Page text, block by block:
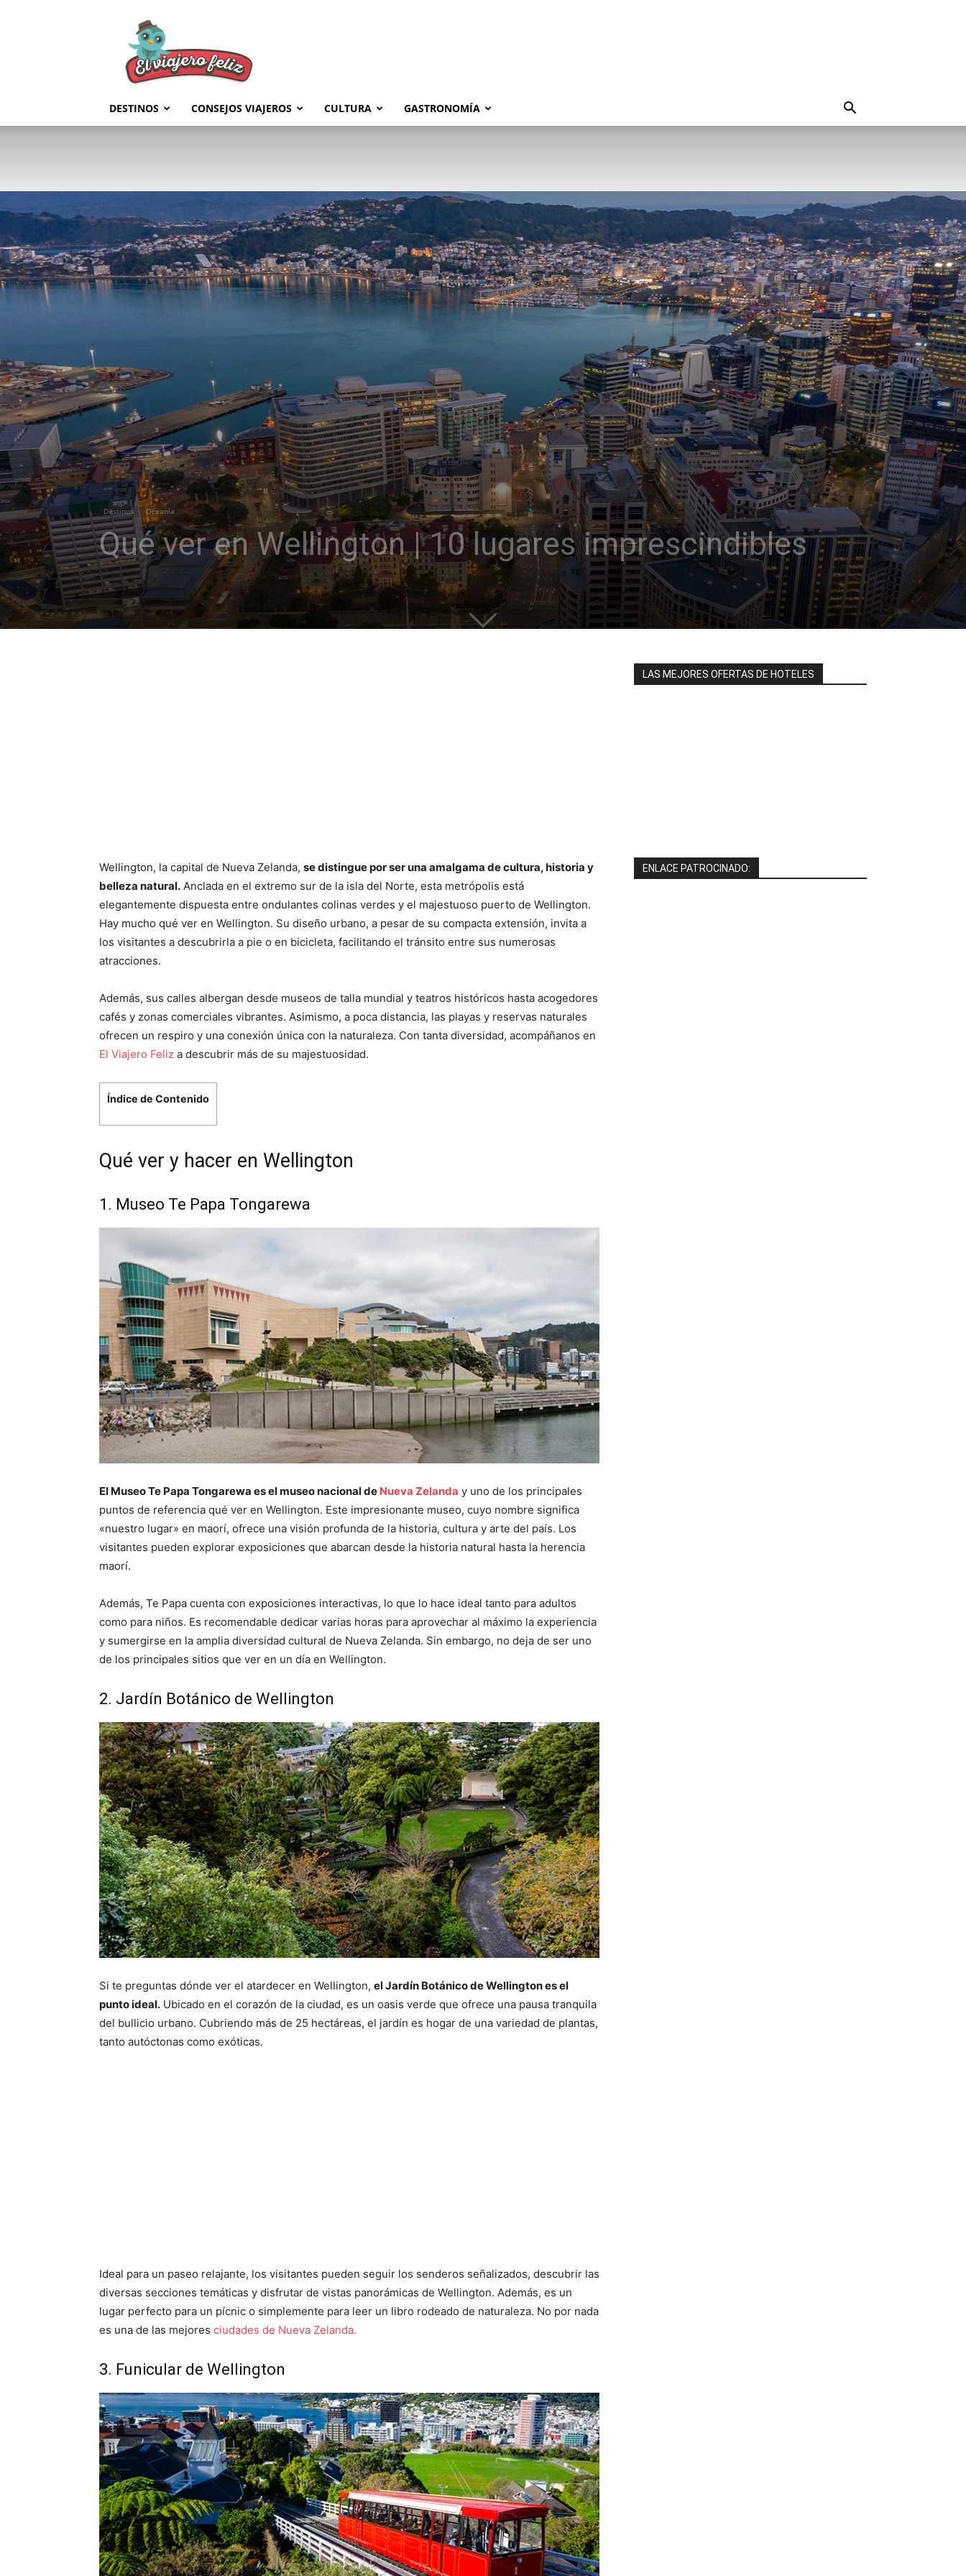
Feliz
DESTINOS CONSEJOS VIAJEROS CULTURA GASTRONOMÍA
Destinos Oceanía
Qué ver en Wellington | 10 lugares imprescindibles
Wellington, la capital de Nueva Zelanda, se distingue por ser una amalgama de cultura, historia y
belleza natural. Anclada en el extremo sur de la isla del Norte, esta metrópolis está
elegantemente dispuesta entre ondulantes colinas verdes y el majestuoso puerto de Wellington.
Hay mucho qué ver en Wellington. Su diseño urbano, a pesar de su compacta extensión, invita a
los visitantes a descubrirla a pie o en bicicleta, facilitando el tránsito entre sus numerosas
atracciones.
Además, sus calles albergan desde museos de talla mundial y teatros históricos hasta acogedores
cafés y zonas comerciales vibrantes. Asimismo, a poca distancia, las playas y reservas naturales
ofrecen un respiro y una conexión única con la naturaleza. Con tanta diversidad, acompáñanos en
El Viajero Feliz a descubrir más de su majestuosidad.
Índice de Contenido
Qué ver y hacer en Wellington
1. Museo Te Papa Tongarewa
El Museo Te Papa Tongarewa es el museo nacional de Nueva Zelanda y uno de los principales
puntos de referencia qué ver en Wellington. Este impresionante museo, cuyo nombre significa
«nuestro lugar» en maorí, ofrece una visión profunda de la historia, cultura y arte del país. Los
visitantes pueden explorar exposiciones que abarcan desde la historia natural hasta la herencia
maorí.
Además, Te Papa cuenta con exposiciones interactivas, lo que lo hace ideal tanto para adultos
como para niños. Es recomendable dedicar varias horas para aprovechar al máximo la experiencia
y sumergirse en la amplia diversidad cultural de Nueva Zelanda. Sin embargo, no deja de ser uno
de los principales sitios que ver en un día en Wellington.
2. Jardín Botánico de Wellington
Si te preguntas dónde ver el atardecer en Wellington, el Jardín Botánico de Wellington es el
punto ideal. Ubicado en el corazón de la ciudad, es un oasis verde que ofrece una pausa tranquila
del bullicio urbano. Cubriendo más de 25 hectáreas, el jardín es hogar de una variedad de plantas,
tanto autóctonas como exóticas.
Ideal para un paseo relajante, los visitantes pueden seguir los senderos señalizados, descubrir las
diversas secciones temáticas y disfrutar de vistas panorámicas de Wellington. Además, es un
lugar perfecto para un pícnic o simplemente para leer un libro rodeado de naturaleza. No por nada
es una de las mejores ciudades de Nueva Zelanda.
3. Funicular de Wellington
LAS MEJORES OFERTAS DE HOTELES
ENLACE PATROCINADO: